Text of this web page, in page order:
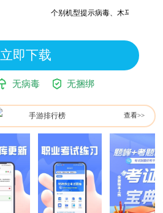
个别机型提示病毒、木马、危险，均
立即下载
无病毒 无捆绑
手游排行榜 查看>>